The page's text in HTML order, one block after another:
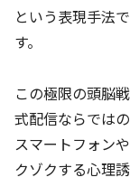
という表現手法
す。
この極限の頭脳
式配信ならでは
スマートフォン
クゾクする心理